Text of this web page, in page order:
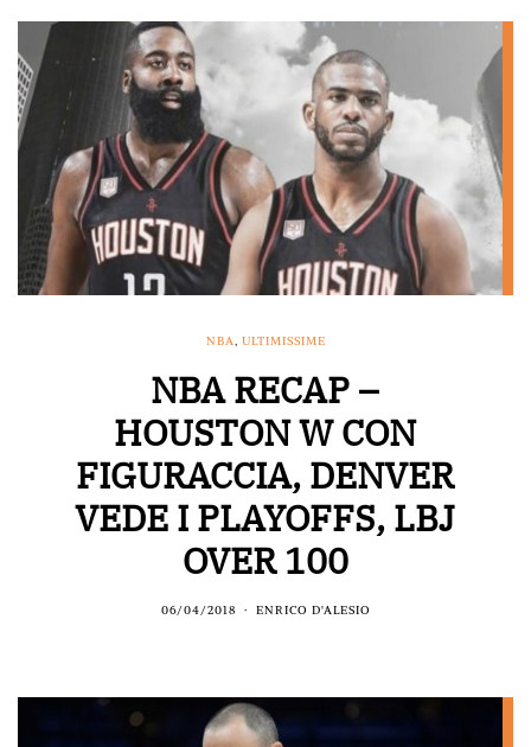
NBA, ULTIMISSIME
NBA RECAP –
HOUSTON W CON
FIGURACCIA, DENVER
VEDE I PLAYOFFS, LBJ
OVER 100
06/04/2018 ENRICO D'ALESIO